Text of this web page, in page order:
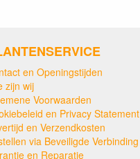
en Openingstijden
zijn wij
Voorwaarden
en Privacy Statement
en Verzendkosten
via Beveiligde Verbinding
en Reparatie